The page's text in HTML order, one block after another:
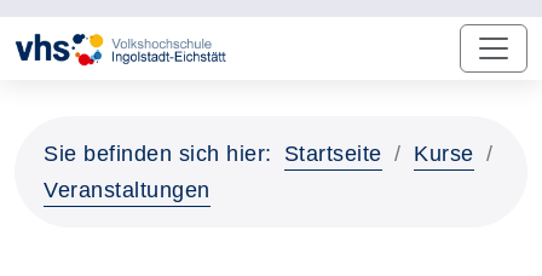
Sie befinden sich hier: Startseite
Kurse
Veranstaltungen